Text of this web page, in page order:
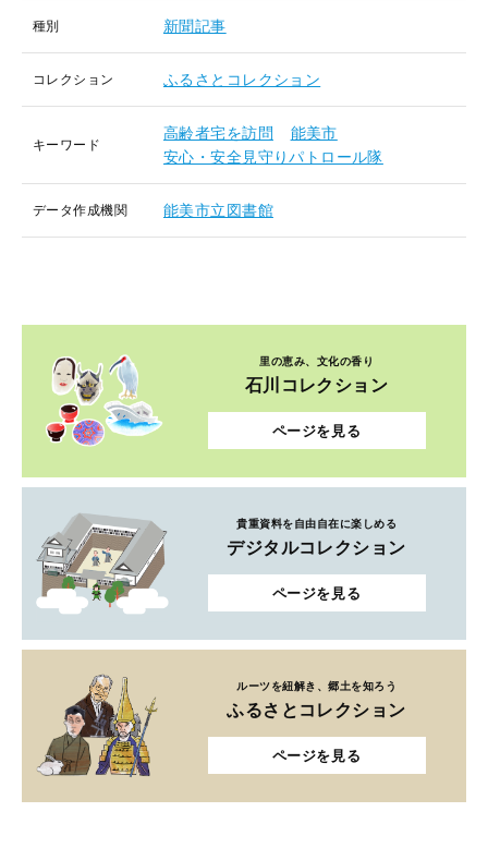
種別 新聞記事
コレクション ふるさとコレクション
キーワード
高齢者宅を訪問
能美市
安心・安全見守りパトロール隊
データ作成機関 能美市立図書館
里の恵み、文化の香り
石川コレクション
ページを見る
貴重資料を自由自在に楽しめる
デジタルコレクション
ページを見る
ルーツを紐解き、郷土を知ろう
ふるさとコレクション
ページを見る